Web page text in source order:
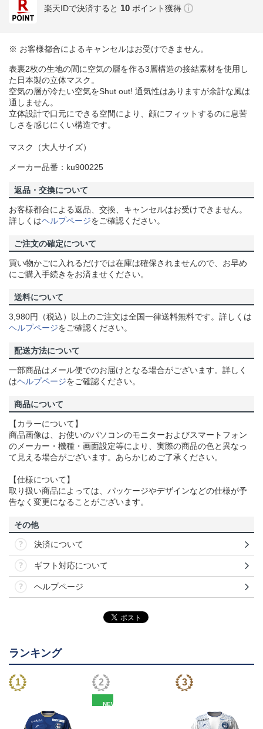
楽天IDで決済すると 10 ポイント獲得
※ お客様都合によるキャンセルはお受けできません。
表裏2枚の生地の間に空気の層を作る3層構造の接結素材を使用し
た日本製の立体マスク。
空気の層が冷たい空気をShut out! 通気性はありますが余計な風は
通しません。
立体設計で口元にできる空間により、顔にフィットするのに息苦
しさを感じにくい構造です。
マスク（大人サイズ）
メーカー品番：ku900225
返品・交換について
お客様都合による返品、交換、キャンセルはお受けできません。
詳しくはヘルプページをご確認ください。
ご注文の確定について
買い物かごに入れるだけでは在庫は確保されませんので、お早め
にご購入手続きをお済ませください。
送料について
3,980円（税込）以上のご注文は全国一律送料無料です。詳しくは
ヘルプページをご確認ください。
配送方法について
一部商品はメール便でのお届けとなる場合がございます。詳しく
はヘルプページをご確認ください。
商品について
【カラーについて】
商品画像は、お使いのパソコンのモニターおよびスマートフォン
のメーカー・機種・画面設定等により、実際の商品の色と異なっ
て見える場合がございます。あらかじめご了承ください。
【仕様について】
取り扱い商品によっては、パッケージやデザインなどの仕様が予
告なく変更になることがございます。
その他
決済について
ギフト対応について
ヘルプページ
ランキング
NEW